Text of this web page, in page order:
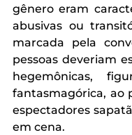
gênero eram
abusivas ou
marcada pela
pessoas deveriam
hegemônicas,
fantasmagórica, ao
espectadores
em cena.